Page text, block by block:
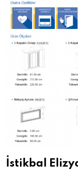
İstikbal